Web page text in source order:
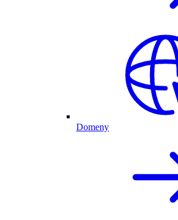
Domeny